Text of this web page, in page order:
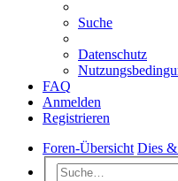
Suche
Datenschutz
FAQ
Anmelden
Registrieren
Foren-Übersicht Dies